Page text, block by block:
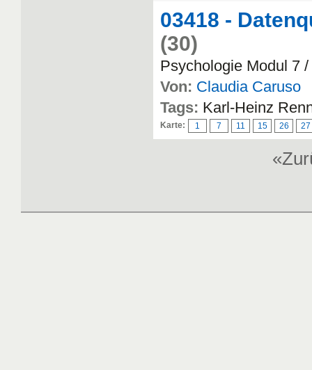
03418 -
(30)
Psychologie Modul 7
Von: Claudia Caruso
Tags: Karl-Heinz
Karte: 1 7 11 15 26 27